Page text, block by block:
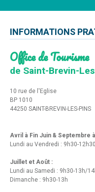
INFORMATIONS
Office de Tourisme
de Saint-Brevin-
10 rue de l'Eglise
BP 1010
44250 SAINT-BREVIN-LES-PINS
Avril à Fin Juin & Septembre
Lundi au Vendredi : 9h30-
Juillet et Août :
Lundi au Samedi : 9h30-13h/
Dimanche : 9h30-13h